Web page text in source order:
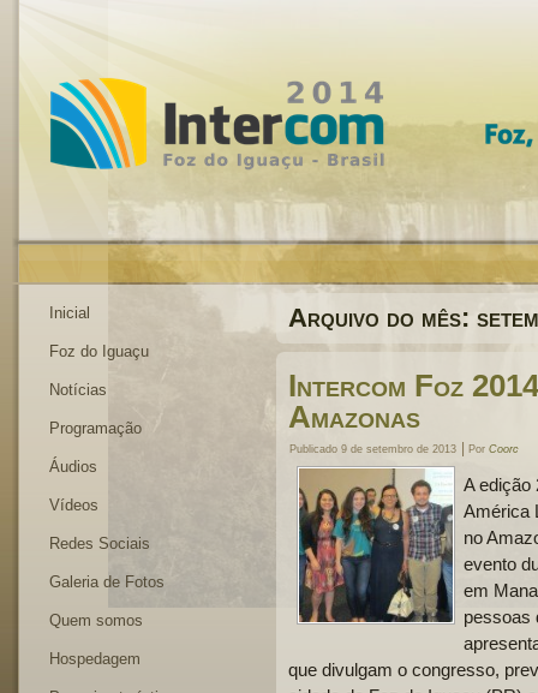
Inicial
Foz do Iguaçu
Notícias
Programação
Áudios
Vídeos
Redes Sociais
Galeria de Fotos
Quem somos
Hospedagem
Arquivo do mês:
Intercom Foz
Amazonas
Publicado 9 de setembro de 2013 Por Coorc
A edição
América
no
evento
em
pessoas
que divulgam o congresso,